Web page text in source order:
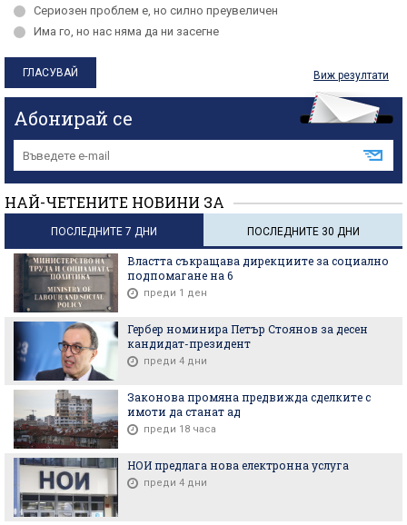
Сериозен проблем е, но силно преувеличен
Има го, но нас няма да ни засегне
Виж резултати
Абонирай се
НАЙ-ЧЕТЕНИТЕ НОВИНИ ЗА
ПОСЛЕДНИТЕ 7 ДНИ ПОСЛЕДНИТЕ 30 ДНИ
Властта съкращава дирекциите за социално
подпомагане на 6
преди 1 ден
Гербер номинира Петър Стоянов за десен
кандидат-президент
преди 4 дни
Законова промяна предвижда сделките с
имоти да станат ад
преди 18 часа
НОИ предлага нова електронна услуга
преди 4 дни